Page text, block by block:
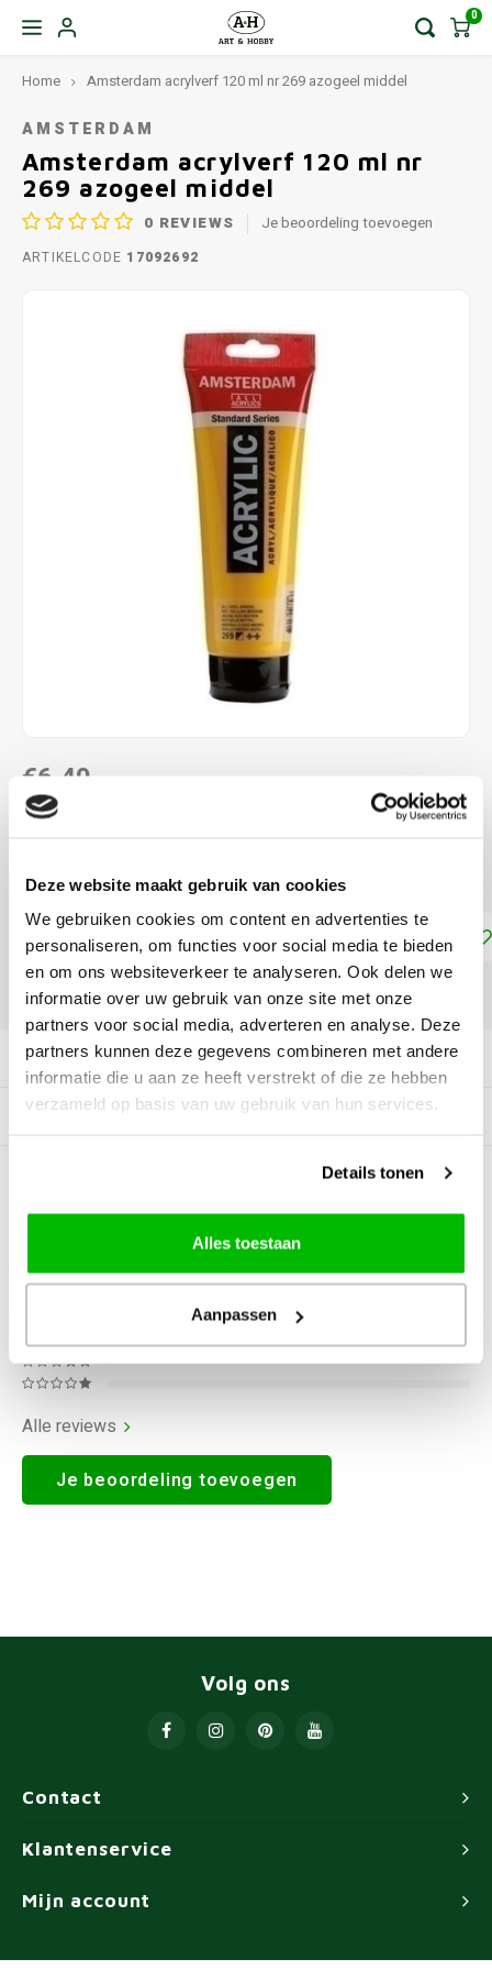
Deze website maakt gebruik van cookies
We gebruiken cookies om content en advertenties te
personaliseren, om functies voor social media te bieden
en om ons websiteverkeer te analyseren. Ook delen we
informatie over uw gebruik van onze site met onze
partners voor social media, adverteren en analyse. Deze
partners kunnen deze gegevens combineren met andere
informatie die u aan ze heeft verstrekt of die ze hebben
verzameld op basis van uw gebruik van hun services.
Details tonen
Alles toestaan
Aanpassen
0
Home Amsterdam acrylverf 120 ml nr 269 azogeel middel
AMSTERDAM
Amsterdam acrylverf 120 ml nr
269 azogeel middel
0 REVIEWS Je beoordeling toevoegen
ARTIKELCODE 17092692
€6,40
DIRECT LEVERBAAR
Dekkracht: Halfdekkend Lees meer
Toevoegen aan winkelwagen
DELEN:
Productomschrijving
Gerelateerde producten
BEOORDELINGEN
Alle reviews
Je beoordeling toevoegen
Contact
Volg ons
Klantenservice
Mijn account